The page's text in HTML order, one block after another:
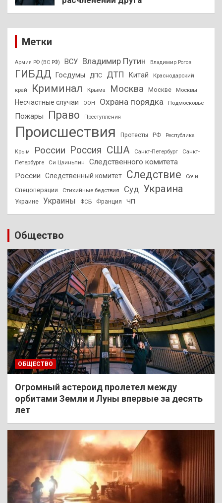
Метки
Армия РФ (ВС РФ) ВСУ Владимир Путин Владимир Рогов
ГИБДД Госдумы ДПС ДТП Китай Краснодарский
край Криминал Крыма Москва Москве Москвы
Несчастные случаи ООН Охрана порядка Подмосковье
Пожары Право Преступления
Происшествия Протесты РФ Республика
Крым России Россия США Санкт-Петербург
Санкт-
Петербурге
Си Цзиньпин
Следственного комитета
России
Следственный комитет Следствие Сочи
Спецоперации Стихийные бедствия Суд Украина
Украине Украины ФСБ Франция ЧП
Общество
ОБЩЕСТВО
Огромный астероид пролетел между
орбитами Земли и Луны впервые за десять
лет